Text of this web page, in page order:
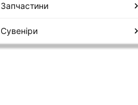
Запчастини
Сувеніри